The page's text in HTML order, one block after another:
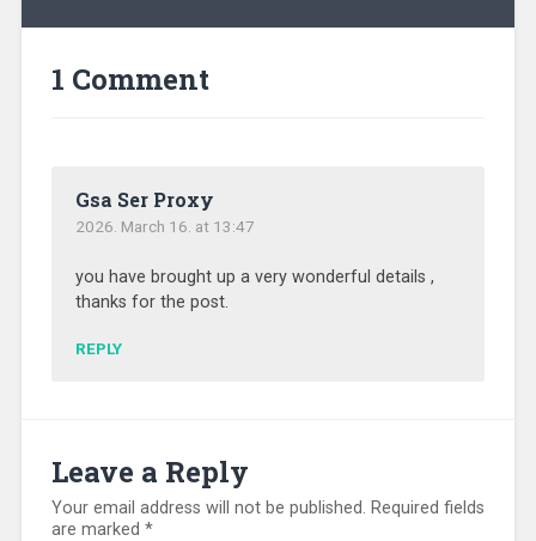
1 Comment
Gsa Ser Proxy
2026. March 16. at 13:47
you have brought up a very wonderful details ,
thanks for the post.
REPLY
Leave a Reply
Your email address will not be published. Required fields
are marked *